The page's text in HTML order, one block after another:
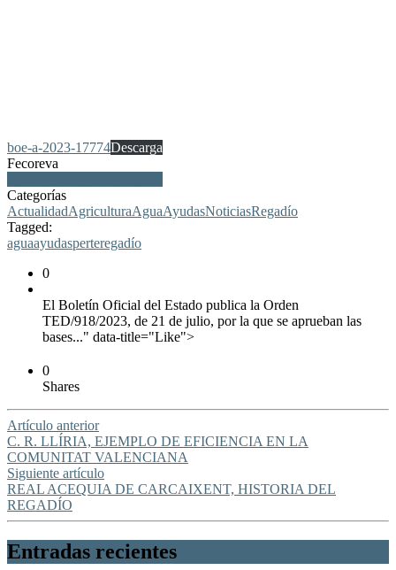
boe-a-2023-17774Descarga
Fecoreva
Categorías
ActualidadAgriculturaAguaAyudasNoticiasRegadío
Tagged:
aguaayudasperteregadío
0
El Boletín Oficial del Estado publica la Orden
TED/918/2023, de 21 de julio, por la que se aprueban las
bases..." data-title="Like">
0
Shares
Artículo anterior
C. R. LLÍRIA, EJEMPLO DE EFICIENCIA EN LA
COMUNITAT VALENCIANA
Siguiente artículo
REAL ACEQUIA DE CARCAIXENT, HISTORIA DEL
REGADÍO
Entradas recientes